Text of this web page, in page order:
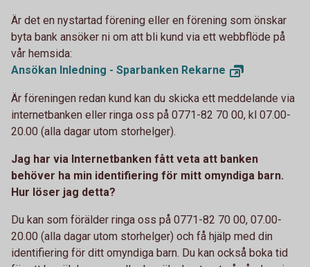
Är det en nystartad förening eller en förening som önskar
byta bank ansöker ni om att bli kund via ett webbflöde på
vår hemsida:
Ansökan Inledning - Sparbanken Rekarne
Är föreningen redan kund kan du skicka ett meddelande via
internetbanken eller ringa oss på 0771-82 70 00, kl 07.00-
20.00 (alla dagar utom storhelger).
Jag har via Internetbanken fått veta att banken
behöver ha min identifiering för mitt omyndiga barn.
Hur löser jag detta?
Du kan som förälder ringa oss på 0771-82 70 00, 07.00-
20.00 (alla dagar utom storhelger) och få hjälp med din
identifiering för ditt omyndiga barn. Du kan också boka tid